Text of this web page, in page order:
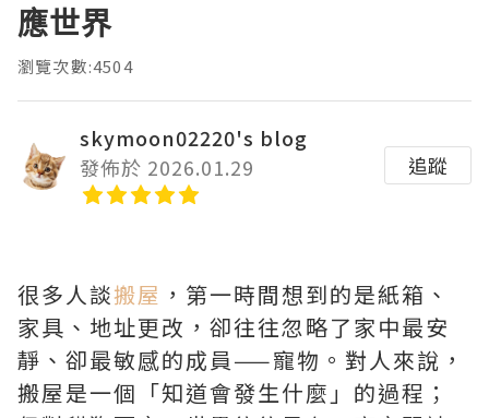
應世界
瀏覽次數:4504
skymoon02220's blog
發佈於 2026.01.29
追蹤
很多人談搬屋 ，第一時間想到的是紙箱、
家具、地址更改，卻往往忽略了家中最安
靜、卻最敏感的成員——寵物。對人來說，
搬屋是一個「知道會發生什麼」的過程；